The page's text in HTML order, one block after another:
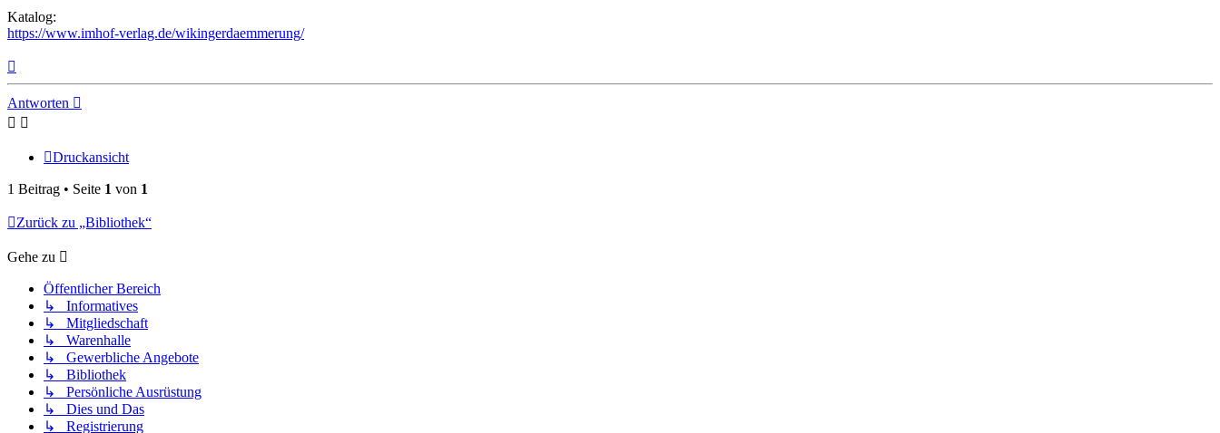
Katalog:
https://www.imhof-verlag.de/wikingerdaemmerung/
Antworten
Druckansicht
1 Beitrag • Seite 1 von 1
Zurück zu „Bibliothek“
Gehe zu
Öffentlicher Bereich
↳ Informatives
↳ Mitgliedschaft
↳ Warenhalle
↳ Gewerbliche Angebote
↳ Bibliothek
↳ Persönliche Ausrüstung
↳ Dies und Das
↳ Registrierung